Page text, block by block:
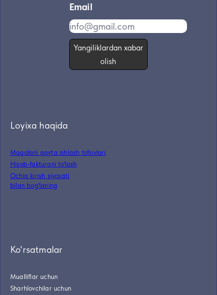
Email
Yangiliklardan xabar
olish
Loyixa haqida
Maqolani qayta ishlash to'lovlari
Hisob-fakturani to'lash
Ochiq kirish siyosati
bilan bog'laning
Ko'rsatmalar
Mualliflar uchun
Sharhlovchilar uchun